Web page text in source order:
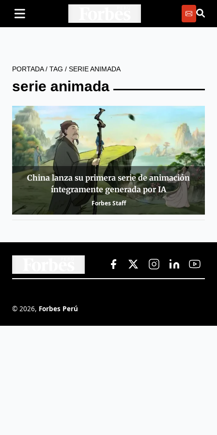
PORTADA/ TAG / SERIE ANIMADA
serie animada
China lanza su primera serie de animación
íntegramente generada por IA
Forbes Staff
© 2026, Forbes Perú